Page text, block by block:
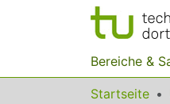
Bereiche &
Startseite